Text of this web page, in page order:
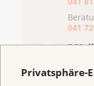
Privatsphäre-
041
E-Mail